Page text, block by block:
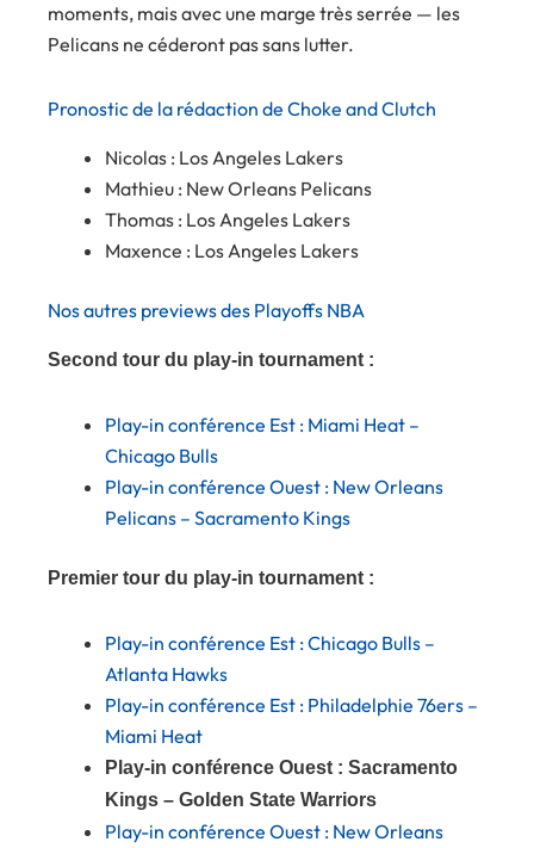
moments, mais avec une marge très serrée — les
Pelicans ne céderont pas sans lutter.
Pronostic de la rédaction de Choke and Clutch
Nicolas : Los Angeles Lakers
Mathieu : New Orleans Pelicans
Thomas : Los Angeles Lakers
Maxence : Los Angeles Lakers
Nos autres previews des Playoffs NBA
Second tour du play-in tournament :
Play-in conférence Est : Miami Heat –
Chicago Bulls
Play-in conférence Ouest : New Orleans
Pelicans – Sacramento Kings
Premier tour du play-in tournament :
Play-in conférence Est : Chicago Bulls –
Atlanta Hawks
Play-in conférence Est : Philadelphie 76ers –
Miami Heat
Play-in conférence Ouest : Sacramento
Kings – Golden State Warriors
Play-in conférence Ouest : New Orleans